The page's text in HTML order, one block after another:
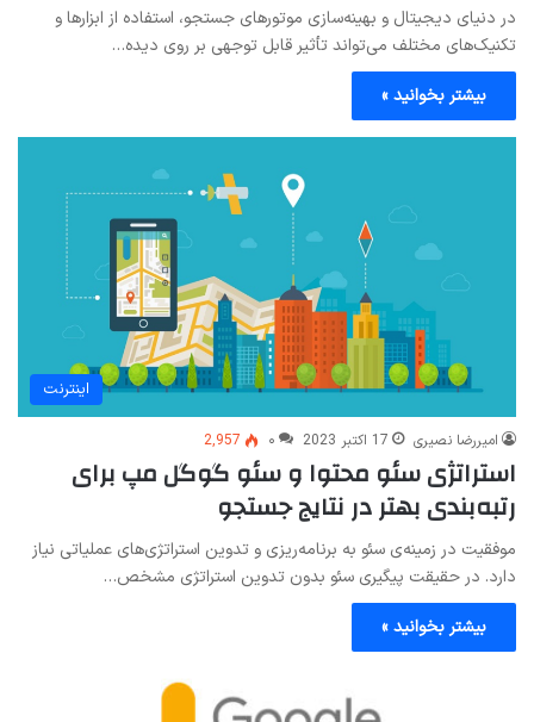
در دنیای دیجیتال و بهینه‌سازی موتورهای جستجو، استفاده از ابزارها و
تکنیک‌های مختلف می‌تواند تأثیر قابل توجهی بر روی دیده…
بیشتر بخوانید »
اینترنت
امیررضا نصیری 17 اکتبر 2023 ۰ 2,957
استراتژی سئو محتوا و سئو گوگل مپ برای
رتبه‌بندی بهتر در نتایج جستجو
موفقیت در زمینه‌ی سئو به برنامه‌ریزی و تدوین استراتژی‌های عملیاتی نیاز
دارد. در حقیقت پیگیری سئو بدون تدوین استراتژی مشخص…
بیشتر بخوانید »